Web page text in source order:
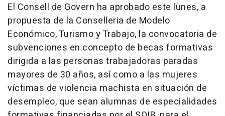
El Consell de Govern ha aprobado este lunes, a
propuesta de la Conselleria de Modelo
Económico, Turismo y Trabajo, la convocatoria de
subvenciones en concepto de becas formativas
dirigida a las personas trabajadoras paradas
mayores de 30 años, así como a las mujeres
víctimas de violencia machista en situación de
desempleo, que sean alumnas de especialidades